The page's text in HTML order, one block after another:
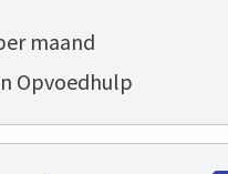
maand
Opvoedhulp